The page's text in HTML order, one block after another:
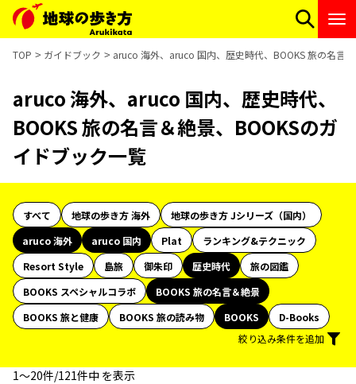
TOP ガイドブック aruco 海外、aruco 国内、歴史時代、BOOKS 旅の名言
aruco 海外、aruco 国内、歴史時代、
BOOKS 旅の名言＆絶景、BOOKSのガ
イドブック一覧
すべて 地球の歩き方 海外
地球の歩き方 Jシリーズ（国内）
aruco 海外
aruco 国内 Plat
ランキング&テクニック
Resort Style
島旅 御朱印 歴史時代
旅の図鑑
BOOKS スペシャルコラボ
BOOKS 旅の名言＆絶景
BOOKS 旅と健康
BOOKS 旅の読み物 BOOKS
D-Books
絞り込み条件を追加
1〜20件/121件中 を表示